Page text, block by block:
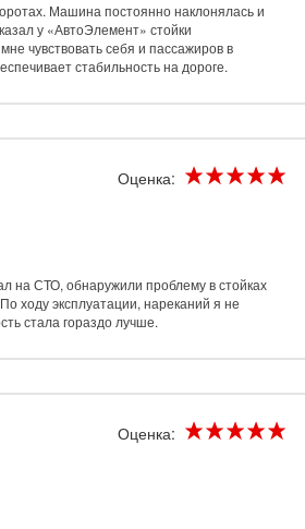
Машина постоянно наклонялась и
у «АвтоЭлемент» стойки
чувствовать себя и пассажиров в
стабильность на дороге.
Оценка:
на СТО, обнаружили проблему в стойках
ходу эксплуатации, нареканий я не
стала гораздо лучше.
Оценка: